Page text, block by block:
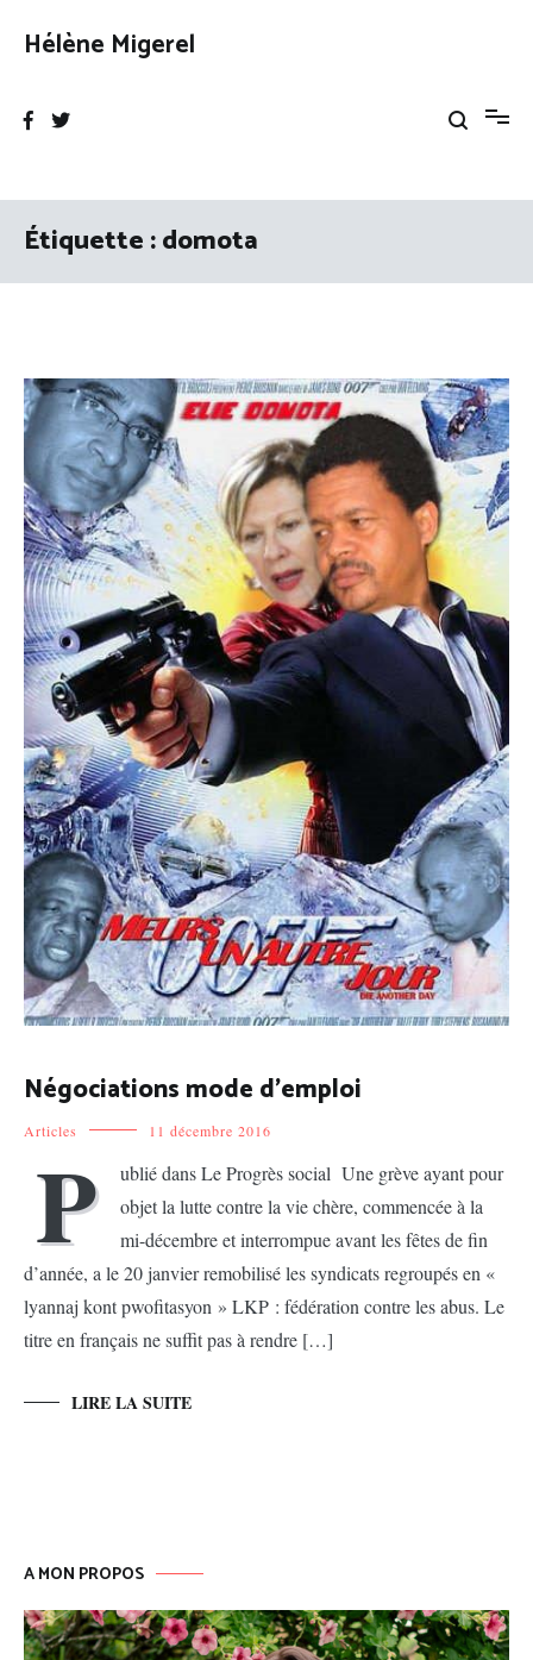
Hélène Migerel
Étiquette :domota
Négociations mode d’emploi
Articles 11 décembre 2016
P
ublié dans Le Progrès social Une grève ayant pour
objet la lutte contre la vie chère, commencée à la
mi-décembre et interrompue avant les fêtes de fin
d’année, a le 20 janvier remobilisé les syndicats regroupés en «
lyannaj kont pwofitasyon » LKP : fédération contre les abus. Le
titre en français ne suffit pas à rendre […]
LIRE LA SUITE
A MON PROPOS